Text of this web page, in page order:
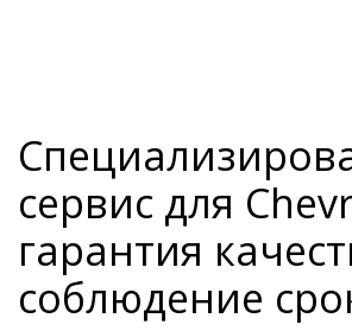
сервис для
гарантия
соблюдение